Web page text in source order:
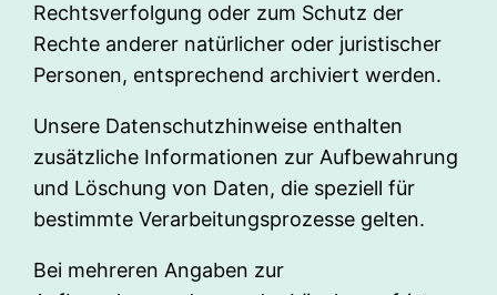
Rechtsverfolgung oder zum Schutz der
Rechte anderer natürlicher oder juristischer
Personen, entsprechend archiviert werden.
Unsere Datenschutzhinweise enthalten
zusätzliche Informationen zur Aufbewahrung
und Löschung von Daten, die speziell für
bestimmte Verarbeitungsprozesse gelten.
Bei mehreren Angaben zur